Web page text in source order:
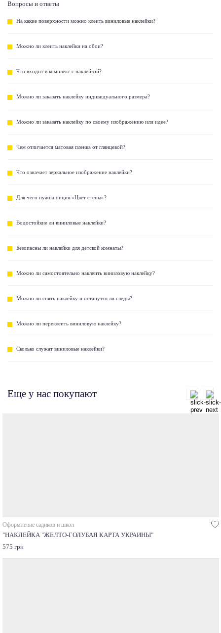
Вопросы и ответы
На какие поверхности можно клеить виниловые наклейки?
Можно ли клеить наклейки на обои?
Что входит в комплект с наклейкой?
Можно ли заказать наклейку индивидуального размера?
Можно ли заказать наклейку по своему изображению или идее?
Чем отличается матовая пленка от глянцевой?
Что означает зеркальное изображение наклейки?
Для чего нужна опция «Цвет стены»?
Водостойкие ли виниловые наклейки?
Безопасны ли наклейки для детской комнаты?
Можно ли самостоятельно наклеить виниловую наклейку?
Можно ли снять наклейку и останутся ли следы?
Можно ли переклеить виниловую наклейку?
Сколько служат виниловые наклейки?
Еще у нас покупают
Оформление садиков и школ
"НАКЛЕЙКА "ЖЕЛТО-ГОЛУБАЯ КАРТА УКРАИНЫ"
575 грн